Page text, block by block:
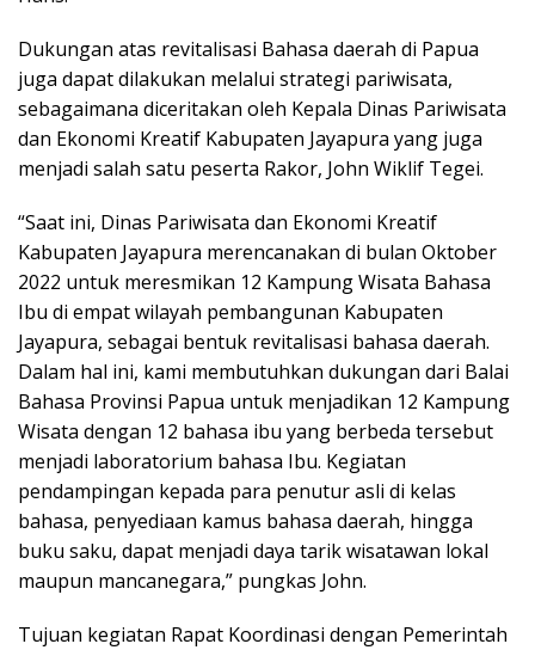
Dukungan atas revitalisasi Bahasa daerah di Papua
juga dapat dilakukan melalui strategi pariwisata,
sebagaimana diceritakan oleh Kepala Dinas Pariwisata
dan Ekonomi Kreatif Kabupaten Jayapura yang juga
menjadi salah satu peserta Rakor, John Wiklif Tegei.
“Saat ini, Dinas Pariwisata dan Ekonomi Kreatif
Kabupaten Jayapura merencanakan di bulan Oktober
2022 untuk meresmikan 12 Kampung Wisata Bahasa
Ibu di empat wilayah pembangunan Kabupaten
Jayapura, sebagai bentuk revitalisasi bahasa daerah.
Dalam hal ini, kami membutuhkan dukungan dari Balai
Bahasa Provinsi Papua untuk menjadikan 12 Kampung
Wisata dengan 12 bahasa ibu yang berbeda tersebut
menjadi laboratorium bahasa Ibu. Kegiatan
pendampingan kepada para penutur asli di kelas
bahasa, penyediaan kamus bahasa daerah, hingga
buku saku, dapat menjadi daya tarik wisatawan lokal
maupun mancanegara,” pungkas John.
Tujuan kegiatan Rapat Koordinasi dengan Pemerintah